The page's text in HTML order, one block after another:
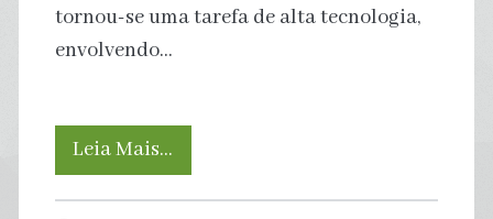
tornou-se uma tarefa de alta tecnologia,
envolvendo…
Leia Mais…
“bombeiros”